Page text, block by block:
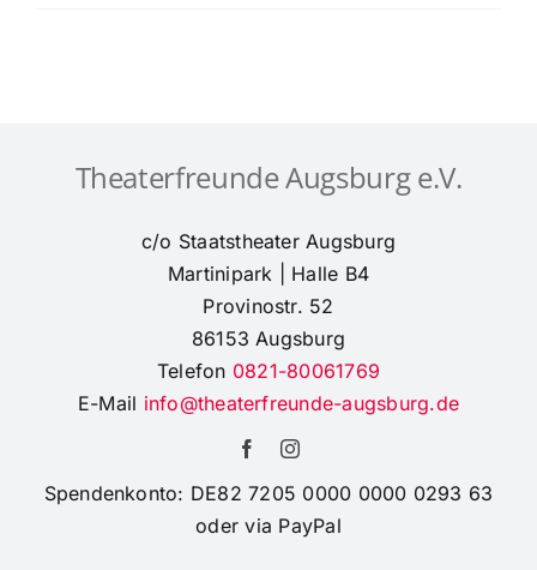
Theaterfreunde Augsburg e.V.
c/o Staatstheater Augsburg
Martinipark | Halle B4
Provinostr. 52
86153 Augsburg
Telefon 0821-80061769
E-Mail info@theaterfreunde-augsburg.de
Spendenkonto: DE82 7205 0000 0000 0293 63
oder via PayPal